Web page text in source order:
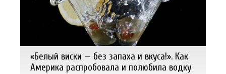
«Белый виски — без запаха и вкуса!». Как
Америка распробовала и полюбила водку